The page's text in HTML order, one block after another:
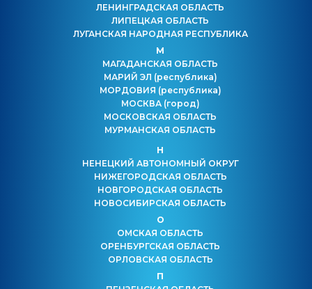
ЛЕНИНГРАДСКАЯ ОБЛАСТЬ
ЛИПЕЦКАЯ ОБЛАСТЬ
ЛУГАНСКАЯ НАРОДНАЯ РЕСПУБЛИКА
М
МАГАДАНСКАЯ ОБЛАСТЬ
МАРИЙ ЭЛ (республика)
МОРДОВИЯ (республика)
МОСКВА (город)
МОСКОВСКАЯ ОБЛАСТЬ
МУРМАНСКАЯ ОБЛАСТЬ
Н
НЕНЕЦКИЙ АВТОНОМНЫЙ ОКРУГ
НИЖЕГОРОДСКАЯ ОБЛАСТЬ
НОВГОРОДСКАЯ ОБЛАСТЬ
НОВОСИБИРСКАЯ ОБЛАСТЬ
О
ОМСКАЯ ОБЛАСТЬ
ОРЕНБУРГСКАЯ ОБЛАСТЬ
ОРЛОВСКАЯ ОБЛАСТЬ
П